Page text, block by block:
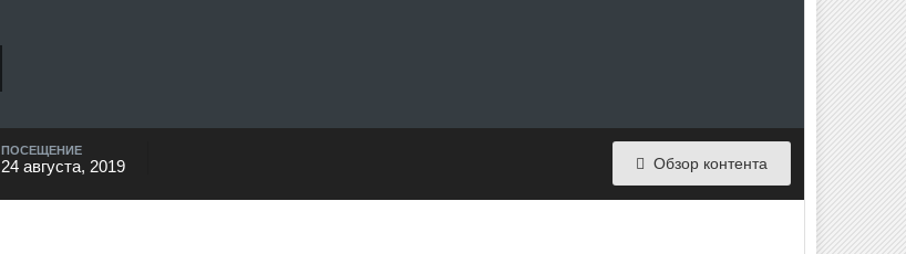
Обзор контента
ПОСЕЩЕНИЕ
24 августа, 2019